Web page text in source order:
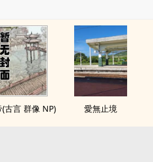
(古言 群像 NP) 愛無止境